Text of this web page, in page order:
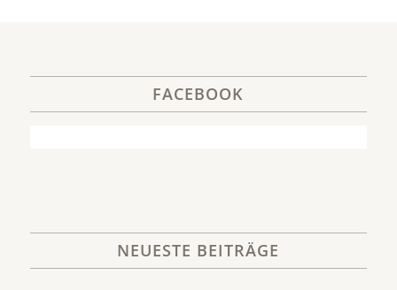
FACEBOOK
NEUESTE BEITRÄGE